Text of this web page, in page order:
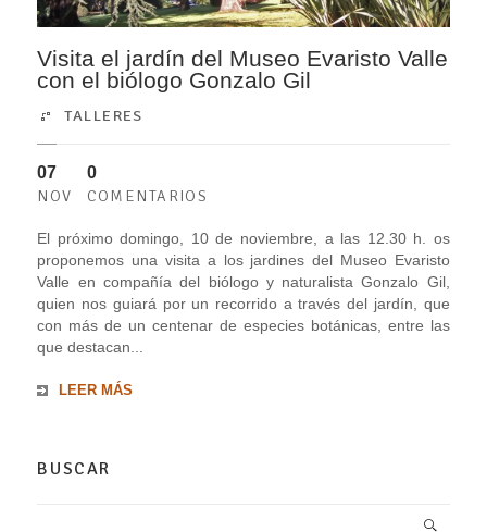
Visita el jardín del Museo Evaristo Valle
con el biólogo Gonzalo Gil
TALLERES
07
NOV
0
COMENTARIOS
El próximo domingo, 10 de noviembre, a las 12.30 h. os
proponemos una visita a los jardines del Museo Evaristo
Valle en compañía del biólogo y naturalista Gonzalo Gil,
quien nos guiará por un recorrido a través del jardín, que
con más de un centenar de especies botánicas, entre las
que destacan...
LEER MÁS
BUSCAR